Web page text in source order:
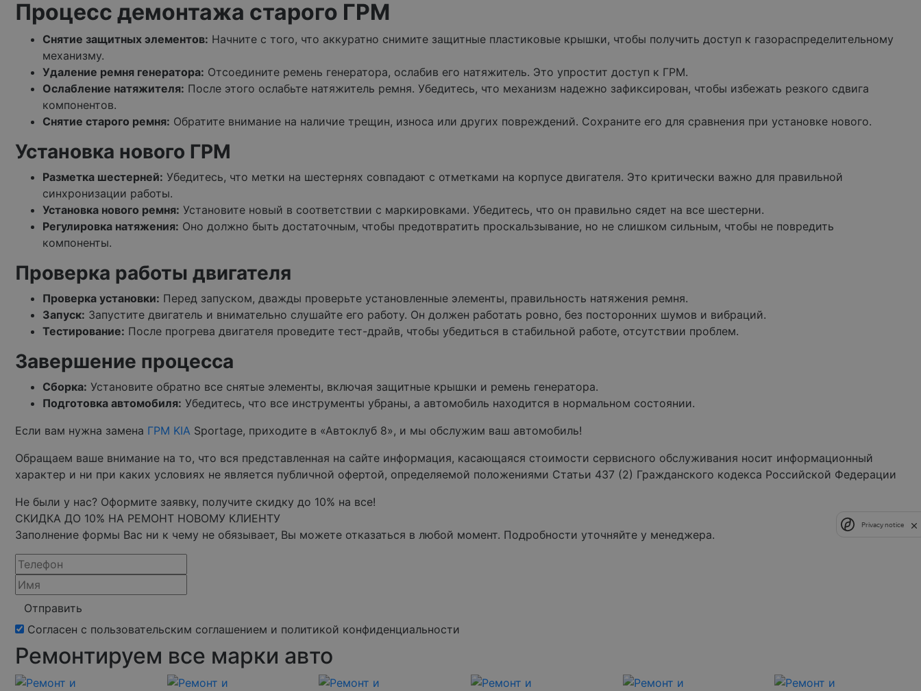
Процесс демонтажа старого ГРМ
Снятие защитных элементов: Начните с того, что аккуратно снимите защитные пластиковые крышки, чтобы получить доступ к газораспределительному
механизму.
Удаление ремня генератора: Отсоедините ремень генератора, ослабив его натяжитель. Это упростит доступ к ГРМ.
Ослабление натяжителя: После этого ослабьте натяжитель ремня. Убедитесь, что механизм надежно зафиксирован, чтобы избежать резкого сдвига
компонентов.
Снятие старого ремня: Обратите внимание на наличие трещин, износа или других повреждений. Сохраните его для сравнения при установке нового.
Установка нового ГРМ
Разметка шестерней: Убедитесь, что метки на шестернях совпадают с отметками на корпусе двигателя. Это критически важно для правильной
синхронизации работы.
Установка нового ремня: Установите новый в соответствии с маркировками. Убедитесь, что он правильно сядет на все шестерни.
Регулировка натяжения: Оно должно быть достаточным, чтобы предотвратить проскальзывание, но не слишком сильным, чтобы не повредить
компоненты.
Проверка работы двигателя
Проверка установки: Перед запуском, дважды проверьте установленные элементы, правильность натяжения ремня.
Запуск: Запустите двигатель и внимательно слушайте его работу. Он должен работать ровно, без посторонних шумов и вибраций.
Тестирование: После прогрева двигателя проведите тест-драйв, чтобы убедиться в стабильной работе, отсутствии проблем.
Завершение процесса
Сборка: Установите обратно все снятые элементы, включая защитные крышки и ремень генератора.
Подготовка автомобиля: Убедитесь, что все инструменты убраны, а автомобиль находится в нормальном состоянии.
Если вам нужна замена ГРМ KIA Sportage, приходите в «Автоклуб 8», и мы обслужим ваш автомобиль!
Обращаем ваше внимание на то, что вся представленная на сайте информация, касающаяся стоимости сервисного обслуживания носит информационный
характер и ни при каких условиях не является публичной офертой, определяемой положениями Статьи 437 (2) Гражданского кодекса Российской Федерации
Не были у нас? Оформите заявку, получите скидку до 10% на все!
СКИДКА ДО 10% НА РЕМОНТ НОВОМУ КЛИЕНТУ
Заполнение формы Вас ни к чему не обязывает, Вы можете отказаться в любой момент. Подробности уточняйте у менеджера.
Отправить
Согласен с пользовательским соглашением и политикой конфиденциальности
Ремонтируем все марки авто
Privacy notice